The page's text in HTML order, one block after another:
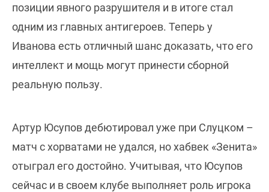
позиции явного разрушителя и в итоге стал
одним из главных антигероев. Теперь у
Иванова есть отличный шанс доказать, что его
интеллект и мощь могут принести сборной
реальную пользу.
Артур Юсупов дебютировал уже при Слуцком –
матч с хорватами не удался, но хабвек «Зенита»
отыграл его достойно. Учитывая, что Юсупов
сейчас и в своем клубе выполняет роль игрока